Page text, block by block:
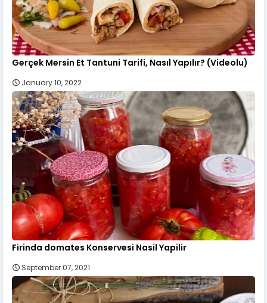
Gerçek Mersin Et Tantuni Tarifi, Nasıl Yapılır? (Videolu)
January 10, 2022
Firinda domates Konservesi Nasil Yapilir
September 07, 2021